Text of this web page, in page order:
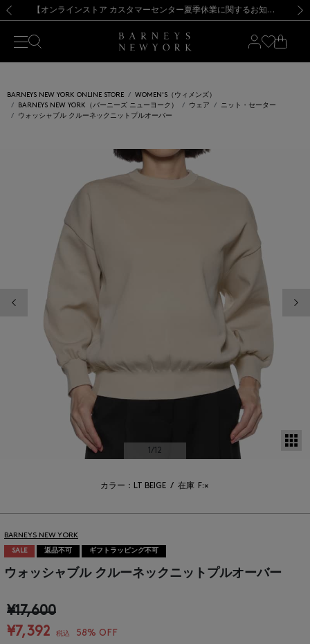
新規登録のお客様も対象！＜MY BARNEYS＞会員のお客様は11,000円（税込）以上のお買上げで常時送料無料！お買い物の際は会員登録を！
【夏季休業に伴う出荷一時停止のお知らせ】(2026.8.7) 【オンラインストア カスタマーセンター夏季休業に関するお知らせ】（2026.8.7）
【夏季休業に伴う返品・交換承り一時停止のお知らせ】（2026.8.5）
熊本県を中心とした地震の影響によるお荷物のお届けについて
【開催中】SUMMER SALEのご案内・ご注意事項 新規登録のお客様も対象！＜MY BARNEYS＞会員のお客様は11,000円（税込）以上のお買上げで常時送料無料！お買い物の際は会員登録を！
【夏季休業に伴う出荷一時停止のお知らせ】(2026.8.7)
BARNEYS NEW YORK ONLINE STORE
WOMEN'S（ウィメンズ）
BARNEYS NEW YORK（バーニーズ ニューヨーク）
ウェア
ニット・セーター
ウォッシャブル クルーネックニットプルオーバー
1/12
カラー：LT BEIGE / 在庫 F:×
BARNEYS NEW YORK
SALE 返品不可 ギフトラッピング不可
ウォッシャブル クルーネックニットプルオーバー
¥17,600
¥7,392
税込 58% OFF